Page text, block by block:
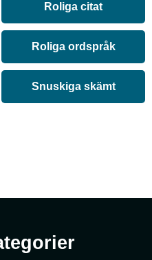
Roliga citat
Roliga ordspråk
Snuskiga skämt